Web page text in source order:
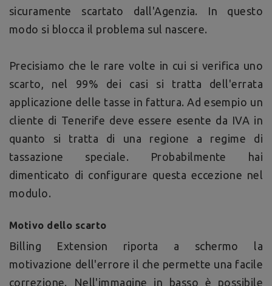
sicuramente scartato dall'Agenzia. In questo
modo si blocca il problema sul nascere.
Precisiamo che le rare volte in cui si verifica uno
scarto, nel 99% dei casi si tratta dell'errata
applicazione delle tasse in fattura. Ad esempio un
cliente di Tenerife deve essere esente da IVA in
quanto si tratta di una regione a regime di
tassazione speciale. Probabilmente hai
dimenticato di configurare questa eccezione nel
modulo.
Motivo dello scarto
Billing Extension riporta a schermo la
motivazione dell'errore il che permette una facile
correzione. Nell'immagine in basso è possibile